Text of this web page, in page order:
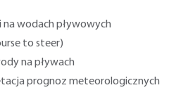
wodach pływowych
to steer)
na pływach
prognoz meteorologicznych